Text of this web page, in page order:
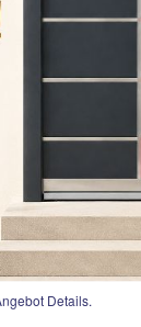
Details.